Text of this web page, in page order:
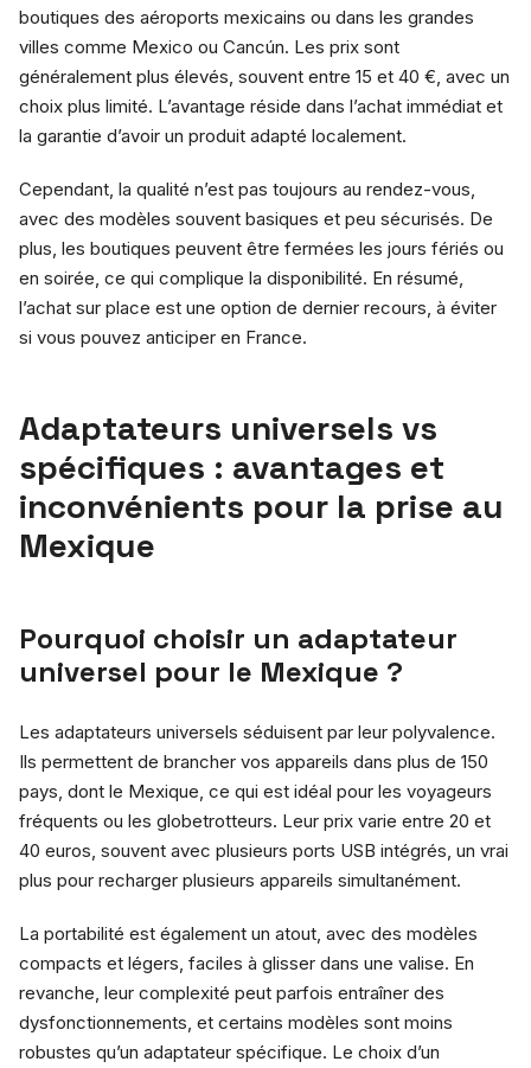
boutiques des aéroports mexicains ou dans les grandes
villes comme Mexico ou Cancún. Les prix sont
généralement plus élevés, souvent entre 15 et 40 €, avec un
choix plus limité. L’avantage réside dans l’achat immédiat et
la garantie d’avoir un produit adapté localement.
Cependant, la qualité n’est pas toujours au rendez-vous,
avec des modèles souvent basiques et peu sécurisés. De
plus, les boutiques peuvent être fermées les jours fériés ou
en soirée, ce qui complique la disponibilité. En résumé,
l’achat sur place est une option de dernier recours, à éviter
si vous pouvez anticiper en France.
Adaptateurs universels vs
spécifiques : avantages et
inconvénients pour la prise au
Mexique
Pourquoi choisir un adaptateur
universel pour le Mexique ?
Les adaptateurs universels séduisent par leur polyvalence.
Ils permettent de brancher vos appareils dans plus de 150
pays, dont le Mexique, ce qui est idéal pour les voyageurs
fréquents ou les globetrotteurs. Leur prix varie entre 20 et
40 euros, souvent avec plusieurs ports USB intégrés, un vrai
plus pour recharger plusieurs appareils simultanément.
La portabilité est également un atout, avec des modèles
compacts et légers, faciles à glisser dans une valise. En
revanche, leur complexité peut parfois entraîner des
dysfonctionnements, et certains modèles sont moins
robustes qu’un adaptateur spécifique. Le choix d’un